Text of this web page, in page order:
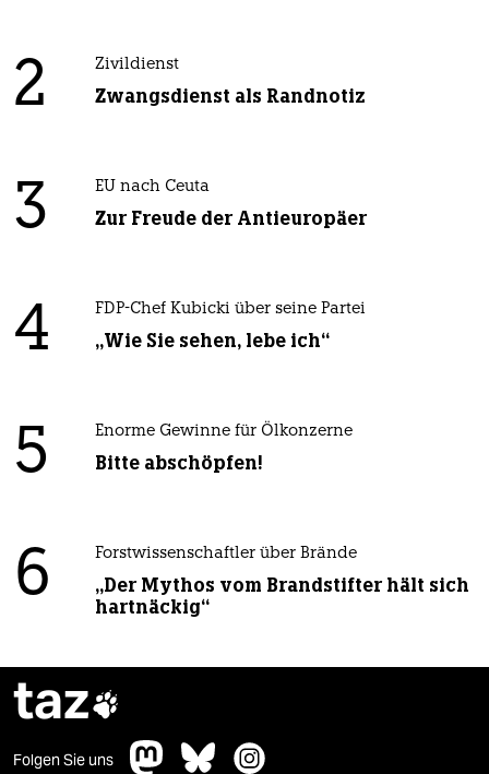
2 Zivildienst
Zwangsdienst als Randnotiz
3 EU nach Ceuta
Zur Freude der Antieuropäer
4 FDP-Chef Kubicki über seine Partei
„Wie Sie sehen, lebe ich“
5 Enorme Gewinne für Ölkonzerne
Bitte abschöpfen!
6 Forstwissenschaftler über Brände
„Der Mythos vom Brandstifter hält sich
hartnäckig“
taz
Folgen Sie uns